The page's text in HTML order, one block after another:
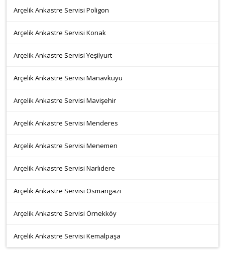
Arçelik Ankastre Servisi Poligon
Arçelik Ankastre Servisi Konak
Arçelik Ankastre Servisi Yeşilyurt
Arçelik Ankastre Servisi Manavkuyu
Arçelik Ankastre Servisi Mavişehir
Arçelik Ankastre Servisi Menderes
Arçelik Ankastre Servisi Menemen
Arçelik Ankastre Servisi Narlıdere
Arçelik Ankastre Servisi Osmangazi
Arçelik Ankastre Servisi Örnekköy
Arçelik Ankastre Servisi Kemalpaşa